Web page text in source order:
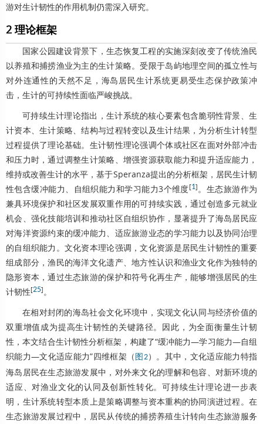
游对生计韧性的作用机制仍需深入研究。
2 理论框架
国家公园建设背景下，生态恢复工程的实施深刻改变了传统渔民
以养殖和捕捞渔业为主的生计策略。受限于岛屿地理空间的孤立性与
对外连通性的天然不足，海岛居民生计系统更易受生态保护政策冲
击，生计的可持续性面临严峻挑战。
可持续生计理论指出，生计系统的核心要素包含脆弱性背景、生
计资本、生计策略、结构与过程转变以及生计结果，为分析生计转型
过程提供了理论基础。生计韧性理论强调个体或社区在面对外部冲击
和压力时，通过调整生计策略、增强资源获取能力和提升适应能力，
维持或改善生计的水平，基于Speranza提出的分析框架，居民生计韧
性包含缓冲能力、自组织能力和学习能力3个维度[1]。生态旅游作为
兼具环境保护和社区发展双重作用的可持续实践，通过创造多元就业
机会、强化技能培训和推动社区自组织协作，显著提升了海岛居民应
对海洋资源约束的缓冲能力、适应旅游业态的学习能力以及协同治理
的自组织能力。文化资本理论强调，文化资源是居民生计韧性的重要
组成部分，渔民的海洋文化遗产、地方性认识和渔业文化作为独特的
隐形资本，通过生态旅游的保护和符号化再生产，能够增强居民的生
计韧性[25]。
在相对封闭的海岛社会文化环境中，实现文化认同与经济价值的
双重增值成为提高生计韧性的关键路径。因此，为全面衡量生计韧
性，本文结合生计韧性分析框架，构建了“缓冲能力—学习能力—自组
织能力—文化适应能力”四维框架（ 图2）。其中，文化适应能力特指
海岛居民在生态旅游发展中，对外来文化的理解和包容、对新环境的
适应、对渔业文化的认同及创新性转化。可持续生计理论进一步表
明，生计系统转型本质上是策略调整与资本重构的协同演进过程。在
生态旅游发展过程中，居民从传统的捕捞养殖生计转向生态旅游服务